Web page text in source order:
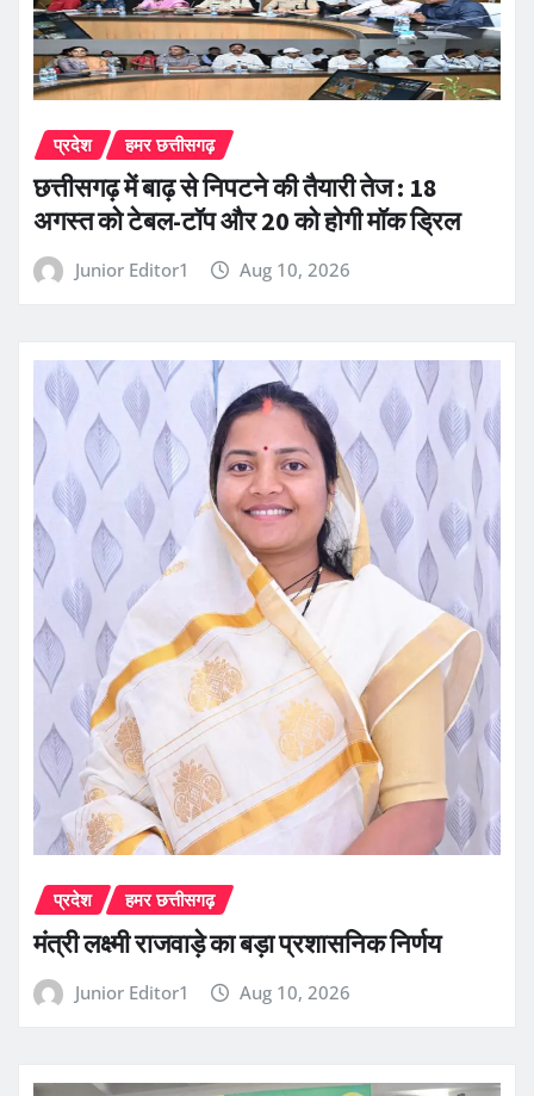
प्रदेश हमर छत्तीसगढ़
छत्तीसगढ़ में बाढ़ से निपटने की तैयारी तेज : 18
अगस्त को टेबल-टॉप और 20 को होगी मॉक ड्रिल
Junior Editor1 Aug 10, 2026
प्रदेश हमर छत्तीसगढ़
मंत्री लक्ष्मी राजवाड़े का बड़ा प्रशासनिक निर्णय
Junior Editor1 Aug 10, 2026